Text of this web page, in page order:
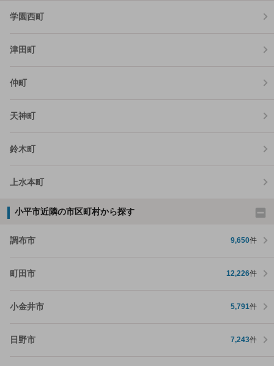
学園西町
津田町
仲町
天神町
鈴木町
上水本町
小平市近隣の市区町村から探す
調布市 9,650件
町田市 12,226件
小金井市 5,791件
日野市 7,243件